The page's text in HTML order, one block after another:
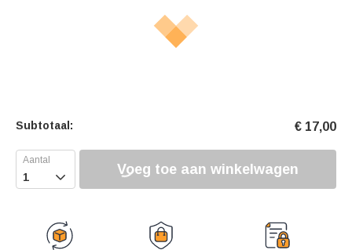
Subtotaal: € 17,00
 Voeg toe aan winkelwagen